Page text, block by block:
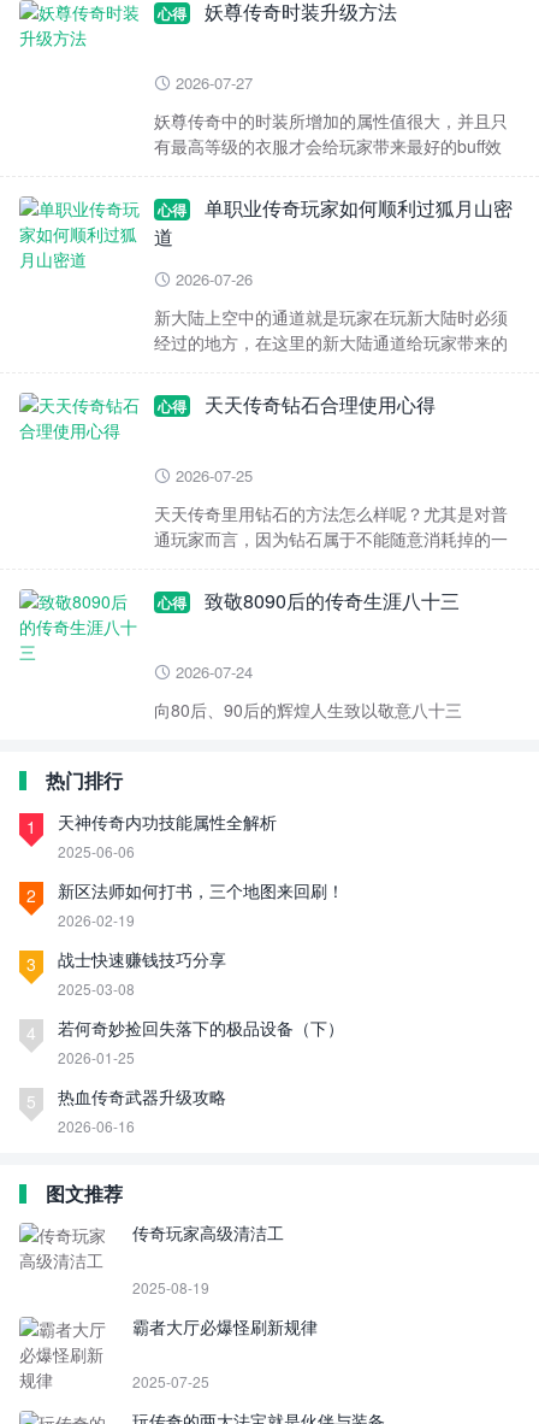
心得 妖尊传奇时装升级方法
 2026-07-27
妖尊传奇中的时装所增加的属性值很大，并且只
有最高等级的衣服才会给玩家带来最好的buff效
才能得到这
心得
单职业传奇玩家如何顺利过狐月山密
道
 2026-07-26
新大陆上空中的通道就是玩家在玩新大陆时必须
经过的地方，在这里的新大陆通道给玩家带来的
因造成的，因为
心得 天天传奇钻石合理使用心得
 2026-07-25
天天传奇里用钻石的方法怎么样呢？尤其是对普
通玩家而言，因为钻石属于不能随意消耗掉的一
的钻石怎么用得
心得 致敬8090后的传奇生涯八十三
 2026-07-24
向80后、90后的辉煌人生致以敬意八十三
热门排行
1 天神传奇内功技能属性全解析
2025-06-06
2 新区法师如何打书，三个地图来回刷！
2026-02-19
3 战士快速赚钱技巧分享
2025-03-08
4 若何奇妙捡回失落下的极品设备（下）
2026-01-25
5 热血传奇武器升级攻略
2026-06-16
图文推荐
传奇玩家高级清洁工
2025-08-19
霸者大厅必爆怪刷新规律
2025-07-25